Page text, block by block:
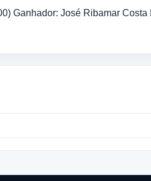
Ganhador: José Ribamar